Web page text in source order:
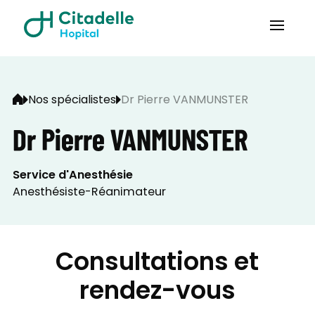
Nos spécialistes Dr Pierre VANMUNSTER
Dr Pierre VANMUNSTER
Service d'Anesthésie
Anesthésiste-Réanimateur
Consultations et
rendez-vous